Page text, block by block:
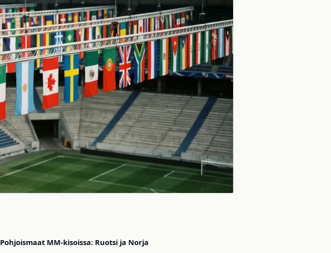
Pohjoismaat MM-kisoissa: Ruotsi ja Norja